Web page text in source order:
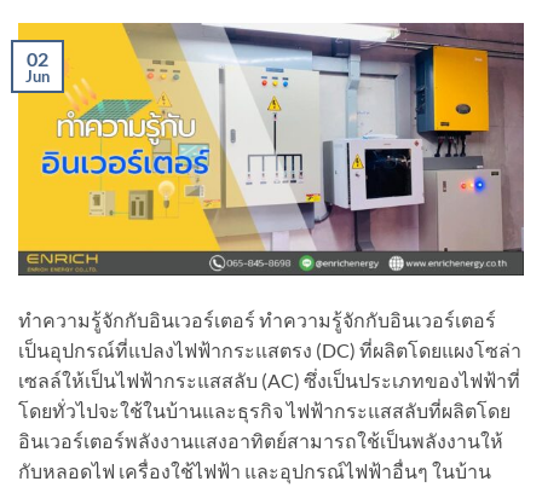
02
Jun
ทำความรู้จักกับอินเวอร์เตอร์ ทำความรู้จักกับอินเวอร์เตอร์
เป็นอุปกรณ์ที่แปลงไฟฟ้ากระแสตรง (DC) ที่ผลิตโดยแผงโซล่า
เซลล์ให้เป็นไฟฟ้ากระแสสลับ (AC) ซึ่งเป็นประเภทของไฟฟ้าที่
โดยทั่วไปจะใช้ในบ้านและธุรกิจ ไฟฟ้ากระแสสลับที่ผลิตโดย
อินเวอร์เตอร์พลังงานแสงอาทิตย์สามารถใช้เป็นพลังงานให้
กับหลอดไฟ เครื่องใช้ไฟฟ้า และอุปกรณ์ไฟฟ้าอื่นๆ ในบ้าน